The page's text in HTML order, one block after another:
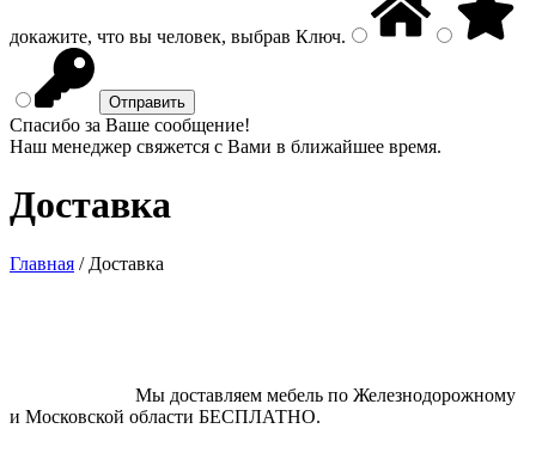
докажите, что вы человек, выбрав Ключ.
Спасибо за Ваше сообщение!
Наш менеджер свяжется с Вами в ближайшее время.
Доставка
Главная / Доставка
Мы доставляем мебель по Железнодорожному
и Московской области БЕСПЛАТНО.